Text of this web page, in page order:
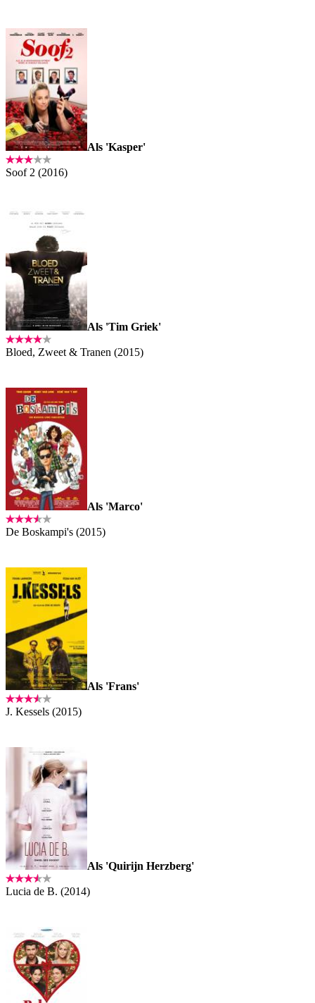
Als 'Kasper'
Soof 2 (2016)
Als 'Tim Griek'
Bloed, Zweet & Tranen (2015)
Als 'Marco'
De Boskampi's (2015)
Als 'Frans'
J. Kessels (2015)
Als 'Quirijn Herzberg'
Lucia de B. (2014)